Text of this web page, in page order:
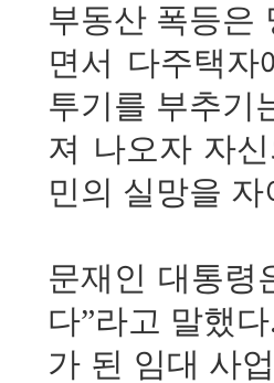
부동산 폭등은
면서 다주택
투기를 부추기
져 나오자 자
민의 실망을 자
문재인 대통령
다”라고 말했
가 된 임대 사